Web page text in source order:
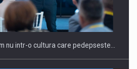
nu intr-o cultura care pedepseste…